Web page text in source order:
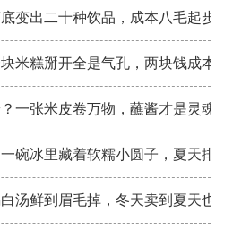
变出二十种饮品，成本八毛起步
米糕掰开全是气孔，两块钱成本卖八
一张米皮卷万物，蘸酱才是灵魂
碗冰里藏着软糯小圆子，夏天排队排
汤鲜到眉毛掉，冬天卖到夏天也不淡